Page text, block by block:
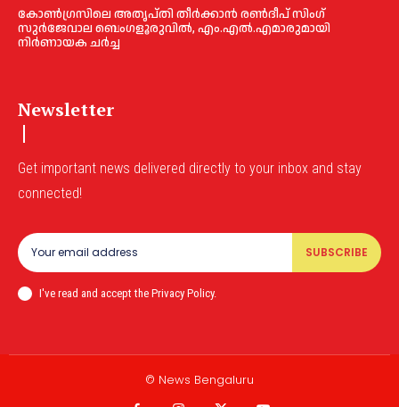
കോൺഗ്രസിലെ അതൃപ്തി തീർക്കാൻ രൺദീപ് സിംഗ്
സുര്‍ജേവാല ബെംഗളൂരുവിൽ, എം.എൽ.എമാരുമായി
നിർണായക ചർച്ച
Newsletter
Get important news delivered directly to your inbox and stay
connected!
SUBSCRIBE
I've read and accept the Privacy Policy.
© News Bengaluru